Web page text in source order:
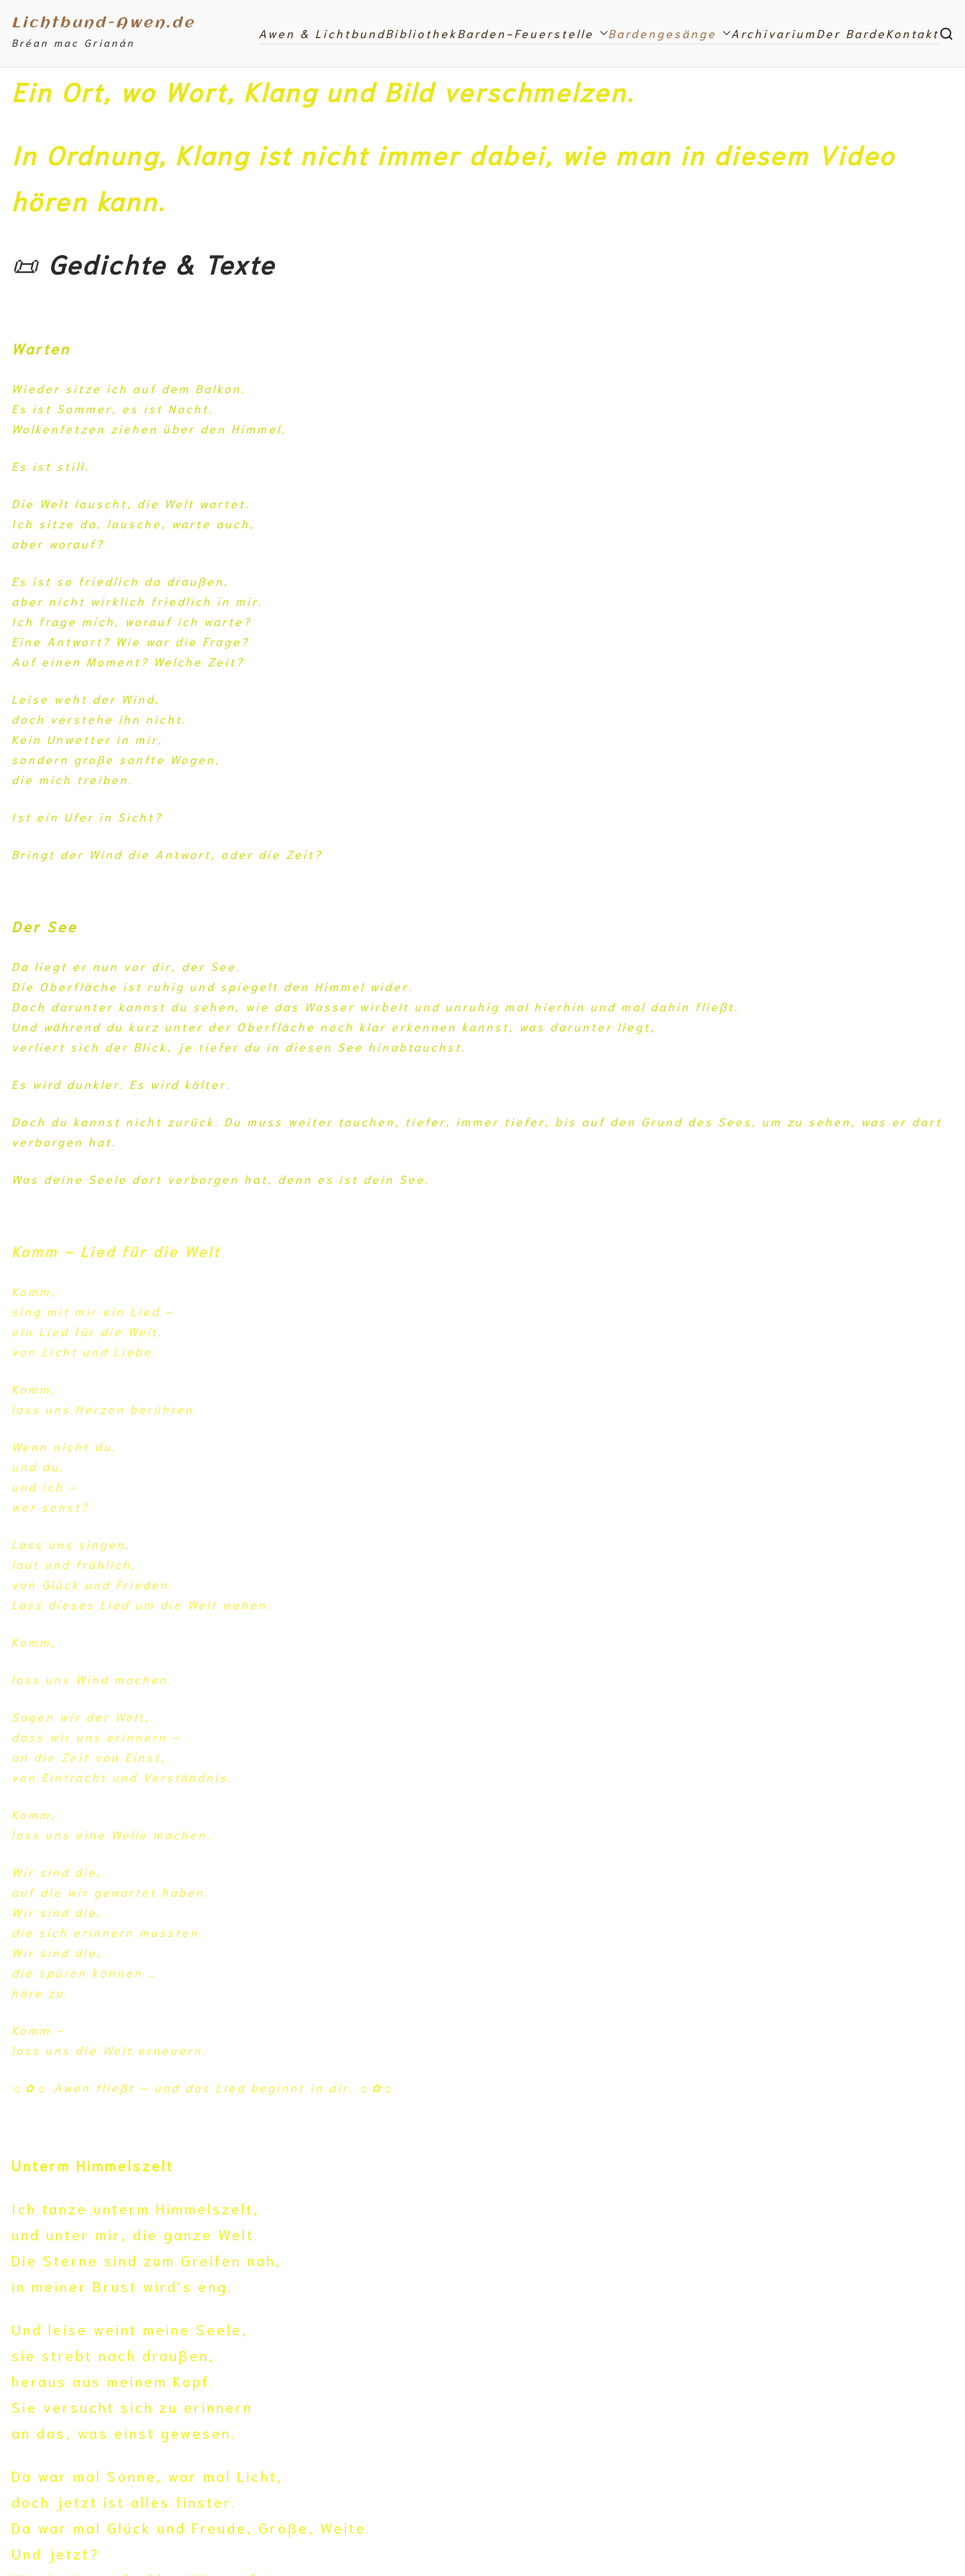
Inhalt
springen
Lichtbund-Awen.de
Bréan mac Grianán
Awen & LichtbundBibliothekBarden-Feuerstelle Bardengesänge ArchivariumDer BardeKontakt
Ein Ort, wo Wort, Klang und Bild verschmelzen.
In Ordnung, Klang ist nicht immer dabei, wie man in diesem Video
hören kann.
📜 Gedichte & Texte
Warten
Wieder sitze ich auf dem Balkon.
Es ist Sommer, es ist Nacht.
Wolkenfetzen ziehen über den Himmel.
Es ist still.
Die Welt lauscht, die Welt wartet.
Ich sitze da, lausche, warte auch,
aber worauf?
Es ist so friedlich da draußen,
aber nicht wirklich friedlich in mir.
Ich frage mich, worauf ich warte?
Eine Antwort? Wie war die Frage?
Auf einen Moment? Welche Zeit?
Leise weht der Wind,
doch verstehe ihn nicht.
Kein Unwetter in mir,
sondern große sanfte Wogen,
die mich treiben.
Ist ein Ufer in Sicht?
Bringt der Wind die Antwort, oder die Zeit?
Der See
Da liegt er nun vor dir, der See.
Die Oberfläche ist ruhig und spiegelt den Himmel wider.
Doch darunter kannst du sehen, wie das Wasser wirbelt und unruhig mal hierhin und mal dahin fließt.
Und während du kurz unter der Oberfläche noch klar erkennen kannst, was darunter liegt,
verliert sich der Blick, je tiefer du in diesen See hinabtauchst.
Es wird dunkler. Es wird kälter.
Doch du kannst nicht zurück. Du muss weiter tauchen, tiefer, immer tiefer, bis auf den Grund des Sees, um zu sehen, was er dort
verborgen hat.
Was deine Seele dort verborgen hat, denn es ist dein See.
Komm – Lied für die Welt
Komm,
sing mit mir ein Lied –
ein Lied für die Welt,
von Licht und Liebe.
Komm,
lass uns Herzen berühren.
Wenn nicht du,
und du,
und ich –
wer sonst?
Lass uns singen,
laut und fröhlich,
von Glück und Frieden.
Lass dieses Lied um die Welt wehen.
Komm,
lass uns Wind machen.
Sagen wir der Welt,
dass wir uns erinnern –
an die Zeit von Einst,
von Eintracht und Verständnis.
Komm,
lass uns eine Welle machen.
Wir sind die,
auf die wir gewartet haben.
Wir sind die,
die sich erinnern mussten.
Wir sind die,
die spüren können …
höre zu.
Komm –
lass uns die Welt erneuern.
☼✿☼ Awen fließt – und das Lied beginnt in dir. ☼✿☼
Unterm Himmelszelt
Ich tanze unterm Himmelszelt,
und unter mir, die ganze Welt.
Die Sterne sind zum Greifen nah,
in meiner Brust wird’s eng.
Und leise weint meine Seele,
sie strebt nach draußen,
heraus aus meinem Kopf.
Sie versucht sich zu erinnern
an das, was einst gewesen.
Da war mal Sonne, war mal Licht,
doch jetzt ist alles finster.
Da war mal Glück und Freude, Größe, Weite.
Und jetzt?